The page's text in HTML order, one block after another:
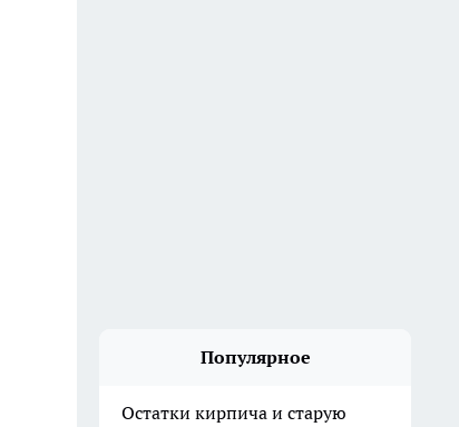
Популярное
Остатки кирпича и старую